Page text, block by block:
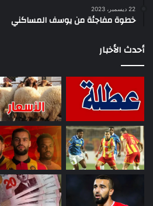
22 ديسمبر، 2023
خطوة مفاجئة من يوسف المساكني
أحدث الأخبار